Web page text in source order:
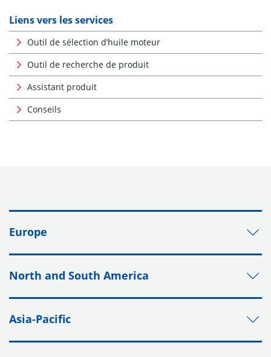
Liens vers les services
Outil de sélection d’huile moteur
Outil de recherche de produit
Assistant produit
Conseils
Europe
North and South America
Asia-Pacific